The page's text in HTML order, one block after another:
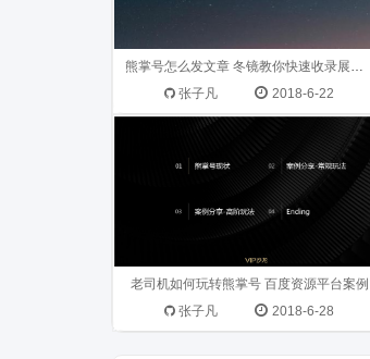
熊掌号怎么发文章 冬镜教你快速收录展现到熊掌号
张子凡
2018-6-22
的资源方通过熊掌id获得流量、获得
用户、获得实际收益转化，在6月26
日的熊掌id公开课线下活动上，我们
就将各个行业熊掌id玩法做了现场分
享：老司机...
老司机如何玩转熊掌号 百度资源平台案例
张子凡
2018-6-28